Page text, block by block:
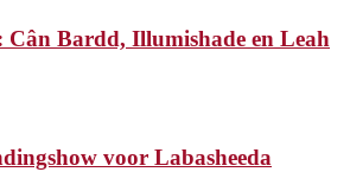
Cân Bardd, Illumishade en Leah
voor Labasheeda